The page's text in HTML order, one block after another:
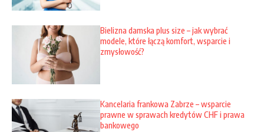
Bielizna damska plus size – jak wybrać
modele, które łączą komfort, wsparcie i
zmysłowość?
Kancelaria frankowa Zabrze – wsparcie
prawne w sprawach kredytów CHF i prawa
bankowego